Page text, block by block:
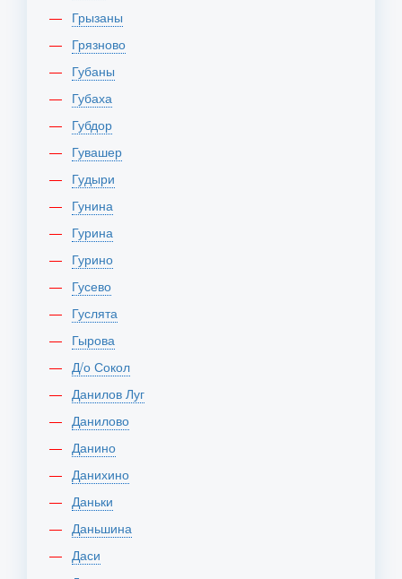
Грызаны
Грязново
Губаны
Губаха
Губдор
Гувашер
Гудыри
Гунина
Гурина
Гурино
Гусево
Гуслята
Гырова
Д/о Сокол
Данилов Луг
Данилово
Данино
Данихино
Даньки
Даньшина
Даси